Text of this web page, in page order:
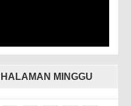
MINGGU